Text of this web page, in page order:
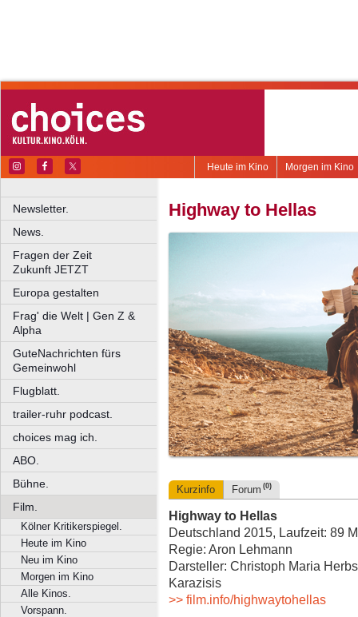
Morgen im Kino
Heute im Kino
Newsletter.
News.
Fragen der Zeit
Zukunft JETZT
Europa gestalten
Frag' die Welt | Gen Z &
Alpha
GuteNachrichten fürs
Gemeinwohl
Flugblatt.
trailer-ruhr podcast.
choices mag ich.
ABO.
Bühne.
Film.
Kölner Kritikerspiegel.
Heute im Kino
Neu im Kino
Morgen im Kino
Alle Kinos.
Vorspann.
Highway to Hellas
Kurzinfo Forum (0)
Highway to Hellas
Deutschland 2015, Laufzeit: 89
Regie: Aron Lehmann
Darsteller: Christoph Maria
Karazisis
>> film.info/highwaytohellas